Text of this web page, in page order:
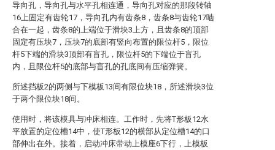
导向孔，导向孔与水平孔相连通，导向孔对应的那段转轴
16上固定有齿轮17，导向孔内有齿条8，齿条8与齿轮17啮
合在一起，齿条8的上端位于滑块3上方，且齿条8的顶部
固定有压块7，压块7的底部有竖向布置的限位杆5，限位
杆5下端的滑块3顶部有盲孔，限位杆5的下端位于盲孔
内，且限位杆5的底部与盲孔的孔底间有压缩弹簧。
所述挡板2的两侧与下模板13间有限位块18，所述滑块3位
于两个限位块18间。
使用时，将该模具与冲床相连。工作时，先将T形板12水
平放置的定位槽14中，使T形板12的横部从定位槽14的口
部伸出在外。接着，启动冲床带动上模座6下行，上模板